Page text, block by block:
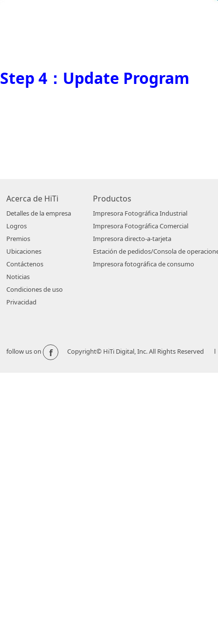
Step 4：Update Program
Acerca de HiTi
Detalles de la empresa
Logros
Premios
Ubicaciones
Contáctenos
Noticias
Condiciones de uso
Privacidad
Productos
Impresora Fotográfica Industrial
Impresora Fotográfica Comercial
Impresora directo-a-tarjeta
Estación de pedidos/Consola de
Impresora fotográfica de consumo
follow us on f Copyright© HiTi Digital, Inc. All Rights Reserved l